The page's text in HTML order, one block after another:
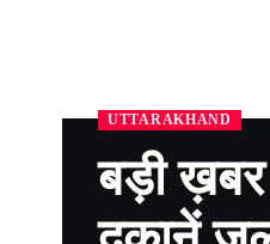
UTTARAKHAND
बड़ी